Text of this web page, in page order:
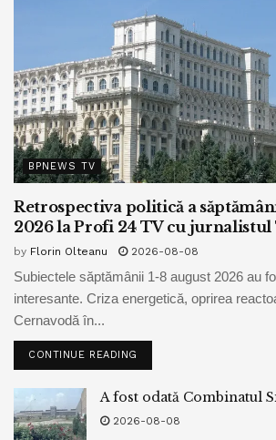
BPNEWS TV
Retrospectiva politică a
2026 la Profi 24 TV cu
by Florin Olteanu 2026-08-08
Subiectele săptămânii 1-8 august 2026 au
interesante. Criza energetică, oprirea
Cernavodă în...
CONTINUE READING
A fost odată Combinatul
2026-08-08